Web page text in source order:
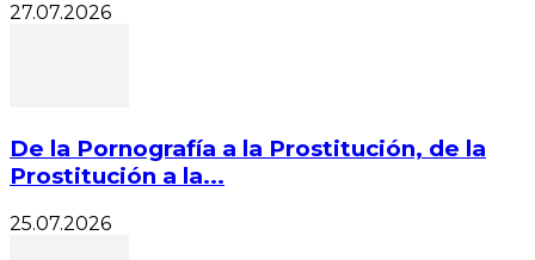
27.07.2026
De la Pornografía a la Prostitución, de la
Prostitución a la...
25.07.2026